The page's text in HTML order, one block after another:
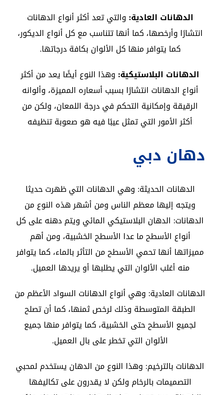
الدهانات العادية: والتي تعد أكثر أنواع الدهانات
انتشارًا وأرخصها، كما أنها تتناسب مع كل أنواع الديكور،
كما يتوافر منها كل الألوان بكافة درجاتها.
الدهانات البلاستيكية: وهذا النوع أيضًا يعد من أكثر
أنواع الدهانات انتشارًا بسبب أسعاره المميزة، وألوانه
الرقيقة وإمكانية التحكم في درجة اللمعان، ولكن من
أكثر الأمور التي تمثل عيبًا فيه هو صعوبة تنظيفه
دهان دبي
الدهانات الحديثة: وهي الدهانات التي ظهرت حديثا
ويتجه إليها معظم الناس ومن أشهر هذه النوع من
الدهانات: الدهان البلاستيكي المائي ويتم دهنه على كل
أنواع الأسطح ما عدا الأسطح الخشبية، ومن أهم
مميزاتها أنها تحمي الأسطح من التأثر بالماء، كما يتوافر
منه أغلب الألوان التي يطلبها أو يريدها العميل.
الدهانات العادية: وهي أنواع الدهانات السواد الأعظم من
الطبقة المتوسطة وذلك لرخص ثمنها، كما أن تصلح
لجميع الأسطح حتى الخشبية، كما يتوافر منها جميع
الألوان التي تخطر على بال العميل.
الدهانات بالترخيم: وهذا النوع من الدهان يستخدم لمحبي
التصميمات بالرخام ولكن لا يقدرون على تكاليفها